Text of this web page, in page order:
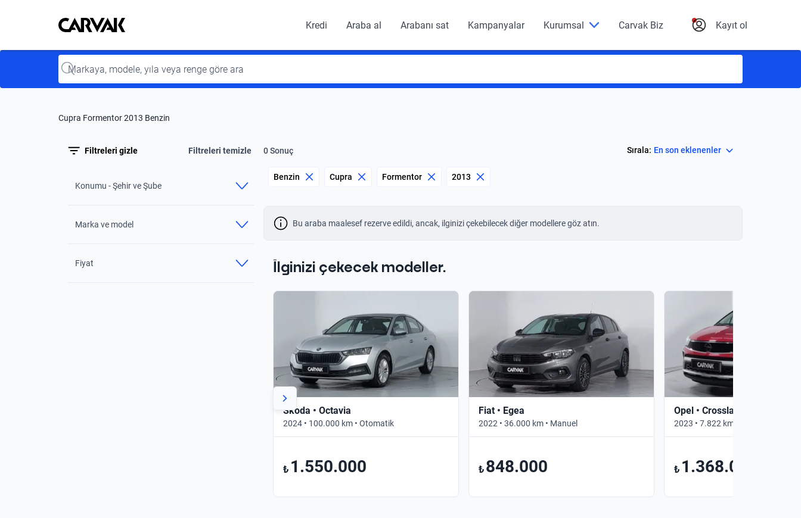
Kavak
Kavak Kredi Araba al Arabanı sat Kampanyalar Kurumsal Carvak Biz Kayıt ol
Input
Cupra Formentor 2013 Benzin
Filtreleri gizle Filtreleri temizle 0 Sonuç Sırala: En son eklenenler
Konumu - Şehir ve Şube
Marka ve model
Fiyat
Benzin Cupra Formentor 2013
Bu araba maalesef rezerve edildi, ancak, ilginizi çekebilecek diğer modellere göz atın.
İlginizi çekecek modeller.
Skoda • Octavia
2024 • 100.000 km • Otomatik
₺ 1.550.000
Fiat • Egea
2022 • 36.000 km • Manuel
₺ 848.000
Opel • Crossland
2023 • 7.822 km • Otomatik
₺ 1.368.000